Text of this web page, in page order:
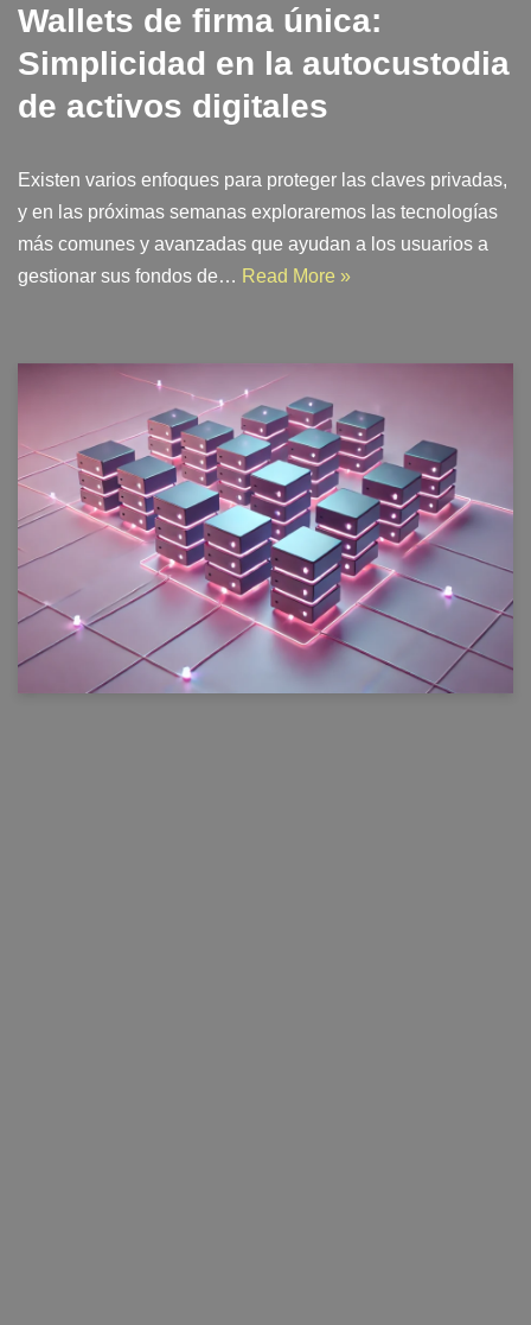
Wallets de firma única:
Simplicidad en la autocustodia
de activos digitales
Existen varios enfoques para proteger las claves privadas,
y en las próximas semanas exploraremos las tecnologías
más comunes y avanzadas que ayudan a los usuarios a
gestionar sus fondos de… Read More »